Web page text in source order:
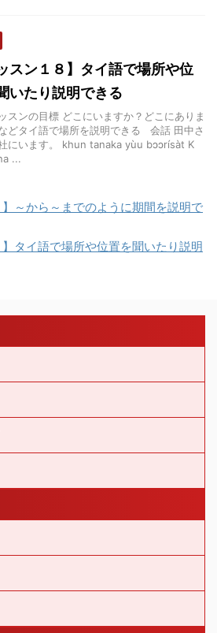
スン１８】タイ語で場所や位
いたり説明できる
スンの目標 どこにいますか？どこにありま
どタイ語で場所を説明できる 会話 田中さ
にいます。 khun tanaka yùu bɔɔrísàt K
...
】～から～までのように期間を説明で
】タイ語で場所や位置を聞いたり説明